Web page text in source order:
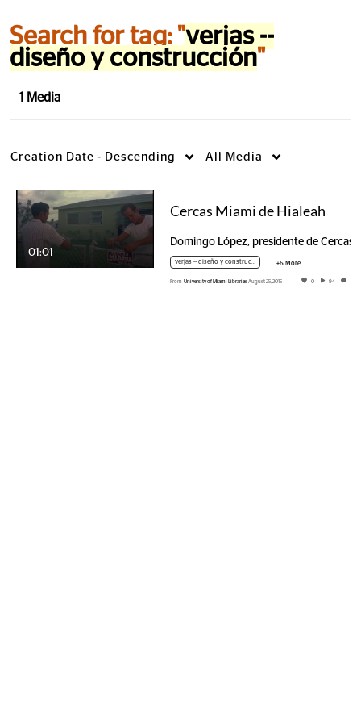
Search for tag: "verjas --
diseño y construcción"
1 Media
Creation Date - Descending All Media
01:01
Cercas Miami de Hialeah
verjas -- diseño y construcción +6 More
From University of Miami LibrariesAugust 25, 2015 0 94 0